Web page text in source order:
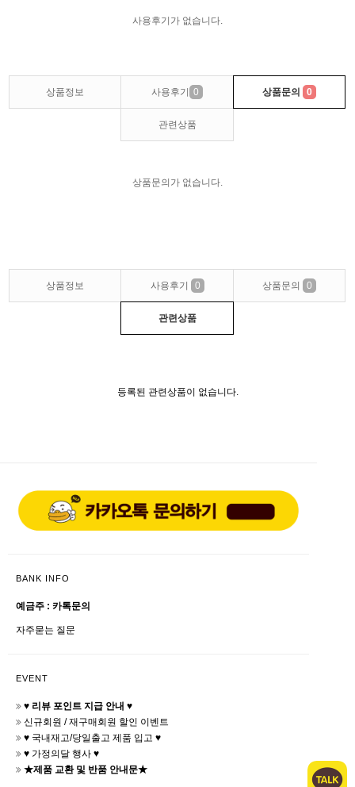
사용후기가 없습니다.
상품정보 사용후기 0 상품문의 0
관련상품
상품문의가 없습니다.
상품정보 사용후기 0 상품문의 0
관련상품
등록된 관련상품이 없습니다.
BANK INFO
예금주 : 카톡문의
자주묻는 질문
EVENT
♥ 리뷰 포인트 지급 안내 ♥
신규회원 / 재구매회원 할인 이벤트
♥ 국내재고/당일출고 제품 입고 ♥
♥ 가정의달 행사 ♥
★제품 교환 및 반품 안내문★